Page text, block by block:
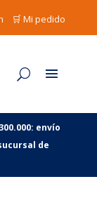
🛒 Mi pedido
envío
de